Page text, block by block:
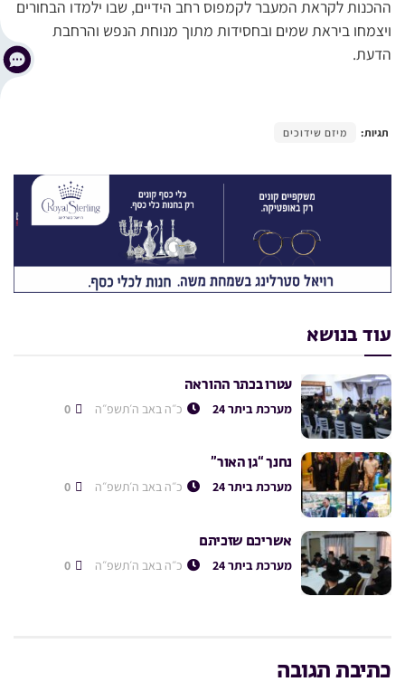
ההכנות לקראת המעבר לקמפוס רחב הידיים, שבו ילמדו הבחורים
ויצמחו ביראת שמים ובחסידות מתוך מנוחת הנפש והרחבת
הדעת.
תגיות: מיזם שידוכים
עוד בנושא
עטרו בכתר ההוראה
מערכת ביתר 24 כ״ה באב ה׳תשפ״ה
נחנך “גן האור”
מערכת ביתר 24 כ״ה באב ה׳תשפ״ה
אשריכם שזכיתם
מערכת ביתר 24 כ״ה באב ה׳תשפ״ה
כתיבת תגובה